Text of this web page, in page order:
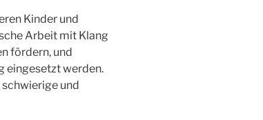
Kinder und
Arbeit mit Klang
fördern, und
eingesetzt werden.
und